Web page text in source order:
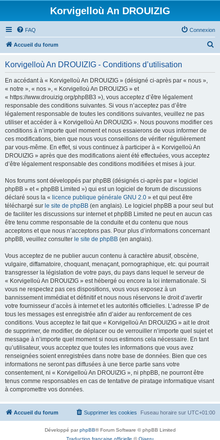
Korvigelloù An DROUIZIG
FAQ Connexion
Accueil du forum
Korvigelloù An DROUIZIG - Conditions d’utilisation
En accédant à « Korvigelloù An DROUIZIG » (désigné ci-après par « nous »,
« notre », « nos », « Korvigelloù An DROUIZIG » et
« https://www.drouizig.org/phpBB3 »), vous acceptez d’être légalement
responsable des conditions suivantes. Si vous n’acceptez pas d’être
légalement responsable de toutes les conditions suivantes, veuillez ne pas
utiliser et accéder à « Korvigelloù An DROUIZIG ». Nous pouvons modifier ces
conditions à n’importe quel moment et nous essaierons de vous informer de
ces modifications, bien que nous vous conseillons de vérifier régulièrement
par vous-même. En effet, si vous continuez à participer à « Korvigelloù An
DROUIZIG » après que des modifications aient été effectuées, vous acceptez
d’être légalement responsable des conditions modifiées et mises à jour.
Nos forums sont développés par phpBB (désignés ci-après par « logiciel
phpBB » et « phpBB Limited ») qui est un logiciel de forum de discussions
déclaré sous la « licence publique générale GNU 2.0 » et qui peut être
téléchargé sur le site de phpBB (en anglais). Le logiciel phpBB a pour seul but
de faciliter les discussions sur internet et phpBB Limited ne peut en aucun cas
être tenu comme responsable de la conduite et du contenu que nous
acceptons et que nous n’acceptons pas. Pour plus d’informations concernant
phpBB, veuillez consulter le site de phpBB (en anglais).
Vous acceptez de ne publier aucun contenu à caractère abusif, obscène,
vulgaire, diffamatoire, choquant, menaçant, pornographique, etc. qui pourrait
transgresser la législation de votre pays, du pays dans lequel le serveur de
« Korvigelloù An DROUIZIG » est hébergé ou encore la loi internationale. Si
vous ne respectez pas ces dispositions, vous vous exposez à un
bannissement immédiat et définitif et nous nous réservons le droit d’avertir
votre fournisseur d’accès à internet et les autorités officielles. L’adresse IP de
tous les messages est enregistrée afin d’aider au renforcement de ces
conditions. Vous acceptez le fait que « Korvigelloù An DROUIZIG » ait le droit
de supprimer, de modifier, de déplacer ou de verrouiller n’importe quel sujet et
message à n’importe quel moment si nous estimons cela nécessaire. En tant
qu’utilisateur, vous acceptez que toutes les informations que vous avez
renseignées soient enregistrées dans notre base de données. Bien que ces
informations ne seront pas diffusées à une tierce partie sans votre
consentement, ni « Korvigelloù An DROUIZIG », ni phpBB, ne pourront être
tenus comme responsables en cas de tentative de piratage informatique visant
à compromettre vos données.
Accueil du forum Fuseau horaire sur UTC+01:00
Supprimer les cookies
Développé parphpBB® Forum Software © phpBB Limited
Traduction française officielle ©Qiaeru